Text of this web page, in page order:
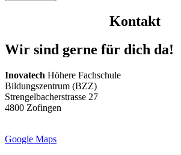
Kontakt
Wir sind gerne für dich da!
Inovatech Höhere Fachschule
Bildungszentrum (BZZ)
Strengelbacherstrasse 27
4800 Zofingen
Google Maps